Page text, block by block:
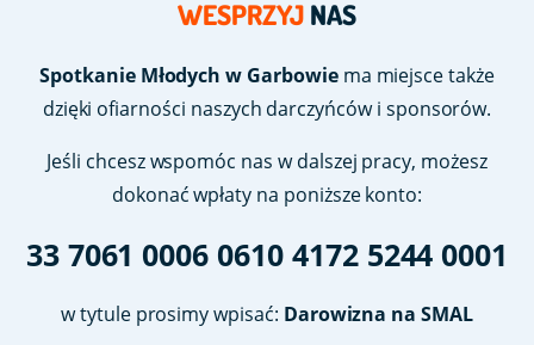
WESPRZYJNAS
Spotkanie Młodych w Garbowiema miejsce także
dzięki ofiarności naszych darczyńców i sponsorów.
Jeśli chcesz wspomóc nas w dalszej pracy, możesz
dokonać wpłaty na poniższe konto:
33 7061 0006 0610 4172 5244 0001
w tytule prosimy wpisać: Darowizna na SMAL